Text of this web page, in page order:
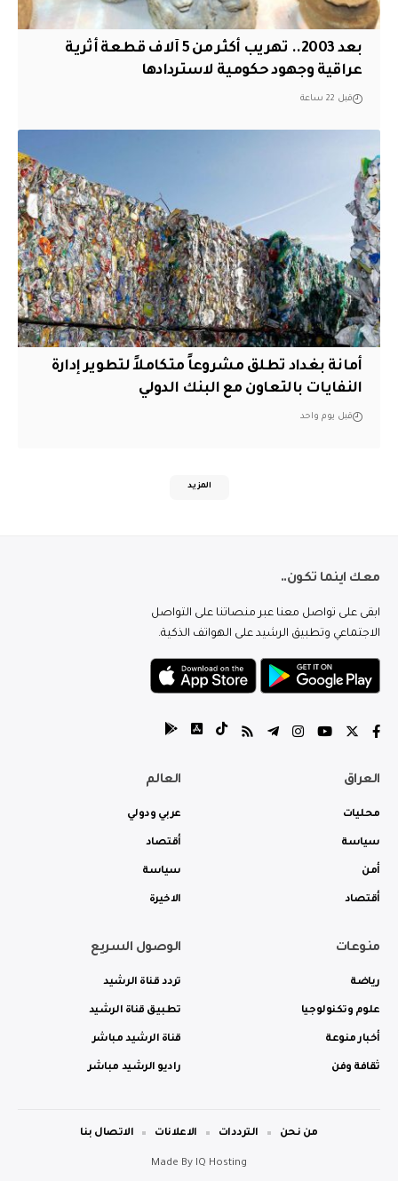
بعد 2003.. تهريب أكثر من 5 آلاف قطعة أثرية
عراقية وجهود حكومية لاستردادها
قبل 22 ساعة
أمانة بغداد تطلق مشروعاً متكاملاً لتطوير إدارة
النفايات بالتعاون مع البنك الدولي
قبل يوم واحد
المزيد
معك اينما تكون..
ابقى على تواصل معنا عبر منصاتنا على التواصل
الاجتماعي وتطبيق الرشيد على الهواتف الذكية.
العراق
محليات
سياسة
أمن
أقتصاد
العالم
عربي ودولي
أقتصاد
سياسة
الاخيرة
منوعات
رياضة
علوم وتكنولوجيا
أخبار منوعة
ثقافة وفن
الوصول السريع
تردد قناة الرشيد
تطبيق قناة الرشيد
قناة الرشيد مباشر
راديو الرشيد مباشر
Made By IQ Hosting
من نحن الترددات الاعلانات الاتصال بنا